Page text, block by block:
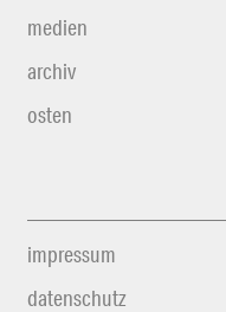
medien
archiv
osten
impressum
datenschutz